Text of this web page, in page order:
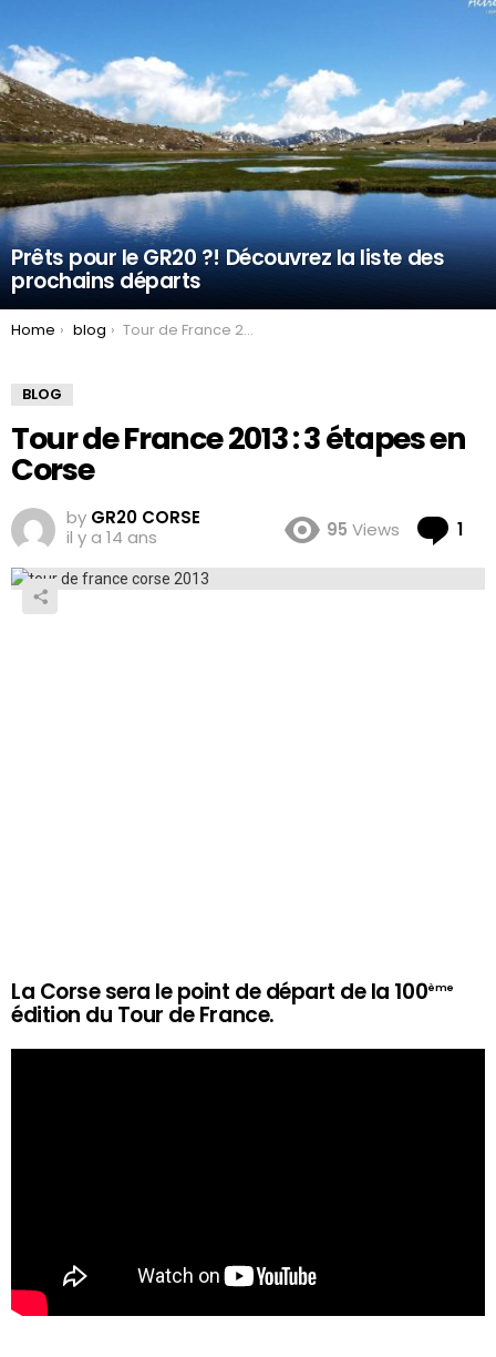
Prêts pour le GR20 ?! Découvrez la liste des
prochains départs
You are here:
Home blog Tour de France 2013 : 3 étapes en Corse
BLOG
Tour de France 2013 : 3 étapes en
Corse
by GR20 CORSE
il y a 14 ans
95 Views 1
La Corse sera le point de départ de la 100ème
édition du Tour de France.